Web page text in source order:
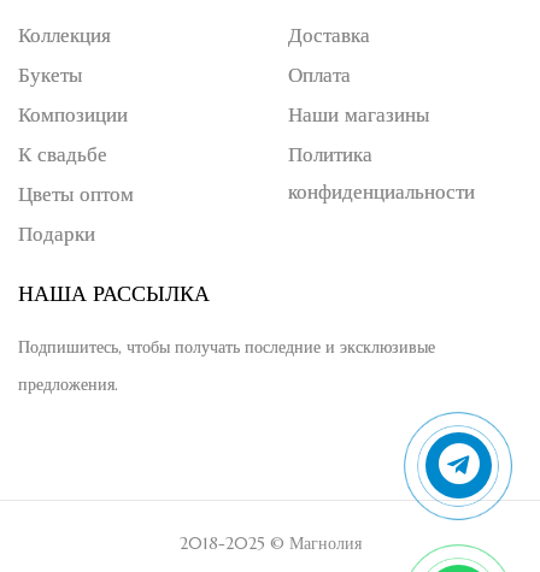
Коллекция
Букеты
Композиции
К свадьбе
Цветы оптом
Подарки
Доставка
Оплата
Наши магазины
Политика
конфиденциальности
НАША РАССЫЛКА
Подпишитесь, чтобы получать последние и эксклюзивые
предложения.
2018-2025 © Магнолия